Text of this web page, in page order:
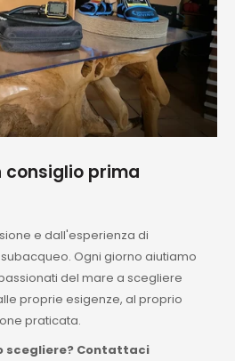
consiglio prima
e dall'esperienza di
Ogni giorno aiutiamo
del mare a scegliere
proprie esigenze, al proprio
praticata.
scegliere? Contattaci